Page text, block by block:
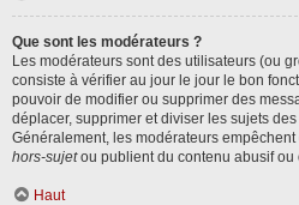
Que sont les modérateurs ?
Les modérateurs sont des utilisateurs (ou
consiste à vérifier au jour le jour le bon
pouvoir de modifier ou supprimer des
déplacer, supprimer et diviser les sujets
Généralement, les modérateurs
hors-sujetou publient du contenu abusif ou
Haut